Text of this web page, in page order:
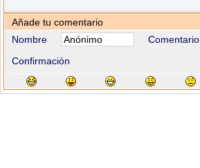
Añade tu comentario
Nombre
Comentario
Confirmación